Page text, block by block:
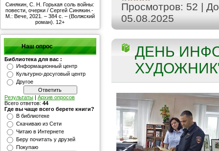
Синякин, С. Н. Горькая соль войны:
повести, очерки / Сергей Синякин.-
М.: Вече, 2021. – 384 с. – (Волжский
роман). 12+
Наш опрос
Библиотека для вас :
Информационный центр
Культурно-досуговый центр
Другое
Результаты | Архив опросов
Всего ответов: 44
Где вы чаще всего берете книги?
В библиотеке
Скачиваю из Сети
Читаю в Интернете
Беру почитать у друзей
Покупаю
Просмотров: 52 |
05.08.2025
ДЕНЬ